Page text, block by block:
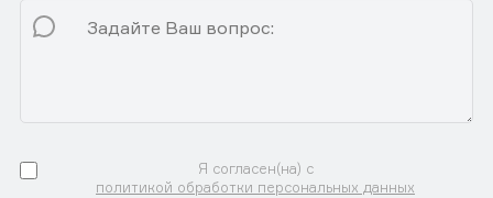
Я согласен(на) с
политикой обработки персональных данных